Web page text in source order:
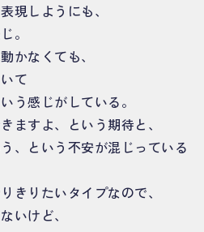
現しようにも、
。
かなくても、
て
う感じがしている。
ますよ、という期待と、
、という不安が混じっている
きりたいタイプなので、
いけど、